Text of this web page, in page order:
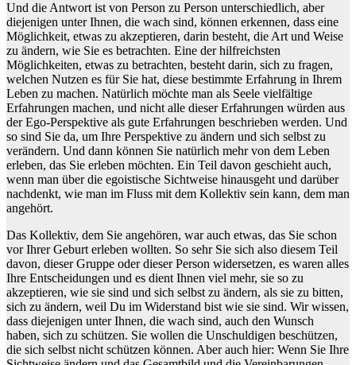
Und die Antwort ist von Person zu Person unterschiedlich, aber
diejenigen unter Ihnen, die wach sind, können erkennen, dass eine
Möglichkeit, etwas zu akzeptieren, darin besteht, die Art und Weise
zu ändern, wie Sie es betrachten. Eine der hilfreichsten
Möglichkeiten, etwas zu betrachten, besteht darin, sich zu fragen,
welchen Nutzen es für Sie hat, diese bestimmte Erfahrung in Ihrem
Leben zu machen. Natürlich möchte man als Seele vielfältige
Erfahrungen machen, und nicht alle dieser Erfahrungen würden aus
der Ego-Perspektive als gute Erfahrungen beschrieben werden. Und
so sind Sie da, um Ihre Perspektive zu ändern und sich selbst zu
verändern. Und dann können Sie natürlich mehr von dem Leben
erleben, das Sie erleben möchten. Ein Teil davon geschieht auch,
wenn man über die egoistische Sichtweise hinausgeht und darüber
nachdenkt, wie man im Fluss mit dem Kollektiv sein kann, dem man
angehört.
Das Kollektiv, dem Sie angehören, war auch etwas, das Sie schon
vor Ihrer Geburt erleben wollten. So sehr Sie sich also diesem Teil
davon, dieser Gruppe oder dieser Person widersetzen, es waren alles
Ihre Entscheidungen und es dient Ihnen viel mehr, sie so zu
akzeptieren, wie sie sind und sich selbst zu ändern, als sie zu bitten,
sich zu ändern, weil Du im Widerstand bist wie sie sind. Wir wissen,
dass diejenigen unter Ihnen, die wach sind, auch den Wunsch
haben, sich zu schützen. Sie wollen die Unschuldigen beschützen,
die sich selbst nicht schützen können. Aber auch hier: Wenn Sie Ihre